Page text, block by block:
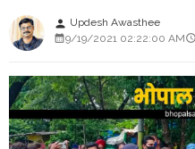
person Updesh Awasthee
9/19/2021 02:22:00 AM